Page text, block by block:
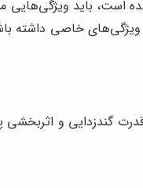
است، باید ویژگی‌هایی
ویژگی‌های خاصی داشته
گندزدایی و اثربخشی